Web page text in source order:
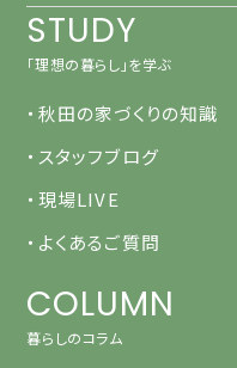
STUDY
「理想の暮らし」を学ぶ
・秋田の家づくりの知識
・スタッフブログ
・現場LIVE
・よくあるご質問
COLUMN
暮らしのコラム